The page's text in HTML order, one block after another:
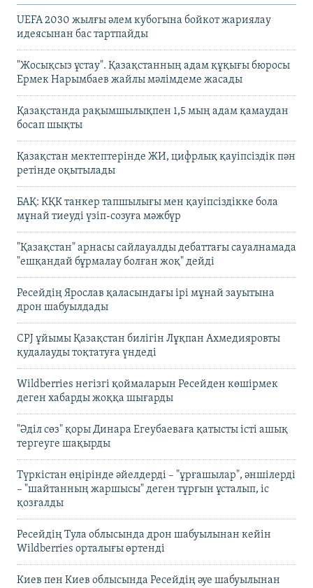
UEFA 2030 жылғы әлем кубогына бойкот жариялау
идеясынан бас тартпайды
"Жосықсыз ұстау". Қазақстанның адам құқығы бюросы
Ермек Нарымбаев жайлы мәлімдеме жасады
Қазақстанда рақымшылықпен 1,5 мың адам қамаудан
босап шықты
Қазақстан мектептерінде ЖИ, цифрлық қауіпсіздік пән
ретінде оқытылады
БАҚ: КҚК танкер тапшылығы мен қауіпсіздікке бола
мұнай тиеуді үзіп-созуға мәжбүр
"Қазақстан" арнасы сайлауалды дебаттағы сауалнамада
"ешқандай бұрмалау болған жоқ" дейді
Ресейдің Ярослав қаласындағы ірі мұнай зауытына
дрон шабуылдады
CPJ ұйымы Қазақстан билігін Лұқпан Ахмедияровты
қудалауды тоқтатуға үндеді
Wildberries негізгі қоймаларын Ресейден көшірмек
деген хабарды жоққа шығарды
"Әділ сөз" қоры Динара Егеубаеваға қатысты істі ашық
тергеуге шақырды
Түркістан өңірінде әйелдерді – "ұрғашылар", әншілерді
– "шайтанның жаршысы" деген тұрғын ұсталып, іс
қозғалды
Ресейдің Тула облысында дрон шабуылынан кейін
Wildberries орталығы өртенді
Киев пен Киев облысында Ресейдің әуе шабуылынан